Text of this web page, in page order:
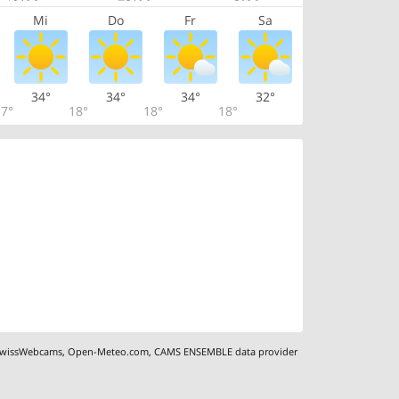
Mi Do Fr Sa
34°
18°
34°
18°
34°
18°
32°
,Open-Meteo.com,CAMS ENSEMBLE data provider